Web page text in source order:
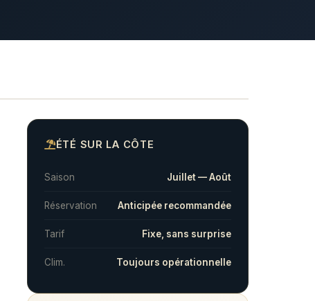
ÉTÉ SUR LA CÔTE
Saison Juillet — Août
Réservation Anticipée recommandée
Tarif Fixe, sans surprise
Clim. Toujours opérationnelle